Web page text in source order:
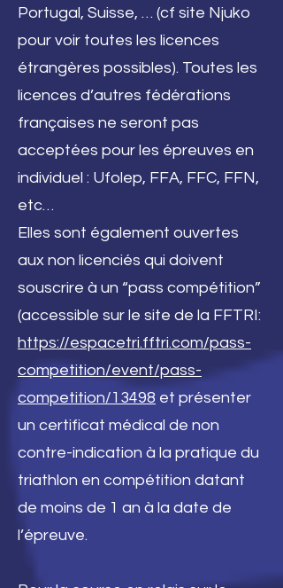
Portugal, Suisse, … (cf site Njuko
pour voir toutes les licences
étrangères possibles). Toutes les
licences d’autres fédérations
françaises ne seront pas
acceptées pour les épreuves en
individuel : Ufolep, FFA, FFC, FFN,
etc…
Elles sont également ouvertes
aux non licenciés qui doivent
souscrire à un “pass compétition”
(accessible sur le site de la FFTRI:
https://espacetri.fftri.com/pass-
competition/event/pass-
competition/13498 et présenter
un certificat médical de non
contre-indication à la pratique du
triathlon en compétition datant
de moins de 1 an à la date de
l’épreuve.